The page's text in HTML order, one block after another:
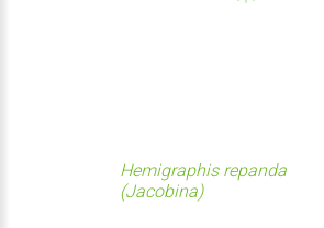
Hemigraphis repanda
(Jacobina)